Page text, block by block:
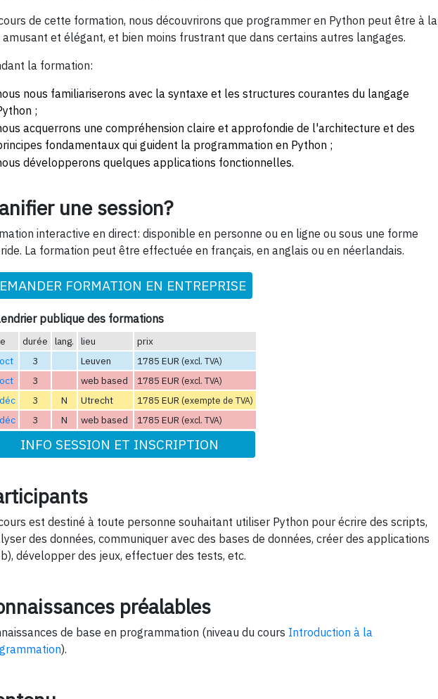
de cette formation, nous découvrirons que programmer en Python peut être à la
amusant et élégant, et bien moins frustrant que dans certains autres langages.
la formation:
nous familiariserons avec la syntaxe et les structures courantes du langage
;
acquerrons une compréhension claire et approfondie de l'architecture et des
fondamentaux qui guident la programmation en Python ;
développerons quelques applications fonctionnelles.
une session?
interactive en direct: disponible en personne ou en ligne ou sous une forme
La formation peut être effectuée en français, en anglais ou en néerlandais.
FORMATION EN ENTREPRISE
publique des formations
durée lang. lieu
prix
3 Leuven 1785 EUR (excl. TVA)
3 web based 1785 EUR (excl. TVA)
3 N Utrecht 1785 EUR (exempte de TVA)
3 N web based 1785 EUR (excl. TVA)
INFO SESSION ET INSCRIPTION
est destiné à toute personne souhaitant utiliser Python pour écrire des scripts,
des données, communiquer avec des bases de données, créer des applications
développer des jeux, effectuer des tests, etc.
préalables
de base en programmation (niveau du cours Introduction à la
).